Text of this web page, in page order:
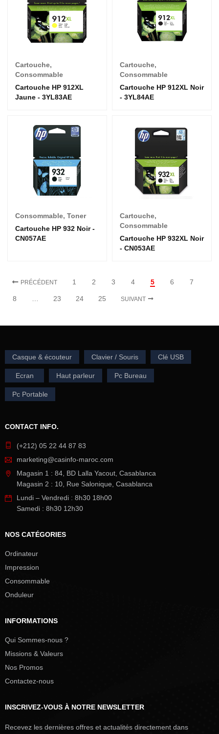
Cartouche,
Consommable
Cartouche HP 912XL
Jaune - 3YL83AE
Cartouche,
Consommable
Cartouche HP 912XL Noir
- 3YL84AE
Consommable, Toner
Cartouche HP 932 Noir -
CN057AE
Cartouche,
Consommable
Cartouche HP 932XL Noir
- CN053AE
PRÉCÉDENT 1 2 3 4 5 6 7
8 23 24 25 SUIVANT
Casque & écouteur Clavier / Souris Clé USB
Ecran Haut parleur Pc Bureau
Pc Portable
CONTACT INFO.
(+212) 05 22 44 87 83
marketing@casinfo-maroc.com
Magasin 1 : 84, BD Lalla Yacout, Casablanca
Magasin 2 : 10, Rue Salonique, Casablanca
Lundi – Vendredi : 8h30 18h00
Samedi : 8h30 12h30
NOS CATÉGORIES
Ordinateur
Impression
Consommable
Onduleur
INFORMATIONS
Qui Sommes-nous ?
Missions & Valeurs
Nos Promos
Contactez-nous
INSCRIVEZ-VOUS À NOTRE NEWSLETTER
Recevez les dernières offres et actualités directement dans